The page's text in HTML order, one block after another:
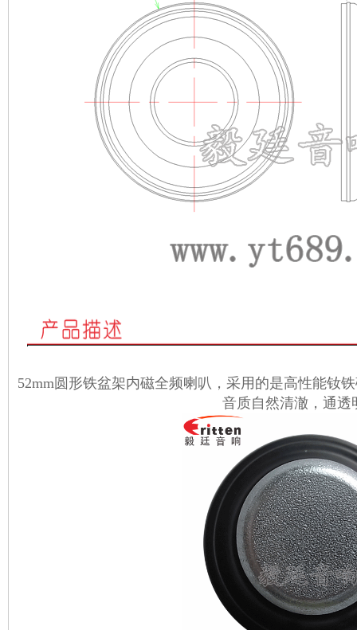
52mm圆形铁盆架内磁全频喇叭，采用的是高性能钕
音质自然清澈，通透